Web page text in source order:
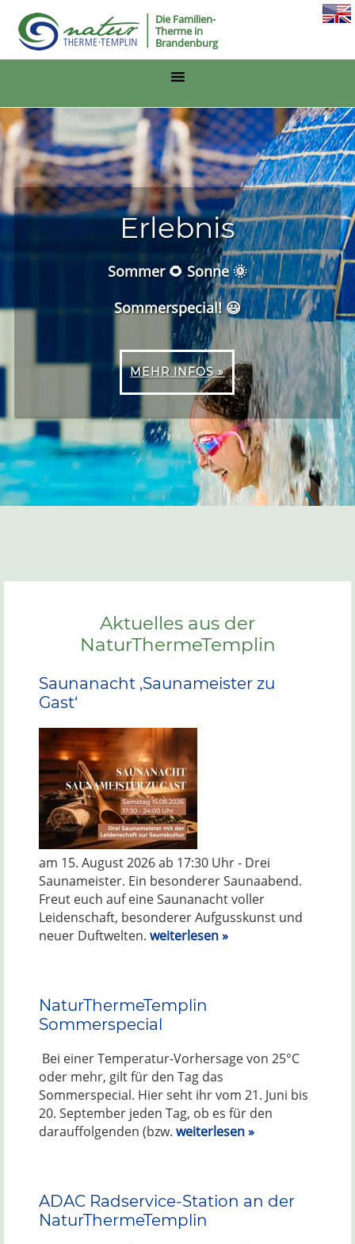
Die Familien-
Therme in
Brandenburg
Erlebnis
Sommer 🌻 Sonne 🌞
Sommerspecial! 😃
MEHR INFOS »
Aktuelles aus der
NaturThermeTemplin
Saunanacht ‚Saunameister zu
Gast‘
am 15. August 2026 ab 17:30 Uhr - Drei
Saunameister. Ein besonderer Saunaabend.
Freut euch auf eine Saunanacht voller
Leidenschaft, besonderer Aufgusskunst und
neuer Duftwelten. weiterlesen »
NaturThermeTemplin
Sommerspecial
Bei einer Temperatur-Vorhersage von 25°C
oder mehr, gilt für den Tag das
Sommerspecial. Hier seht ihr vom 21. Juni bis
20. September jeden Tag, ob es für den
darauffolgenden (bzw. weiterlesen »
ADAC Radservice-Station an der
NaturThermeTemplin